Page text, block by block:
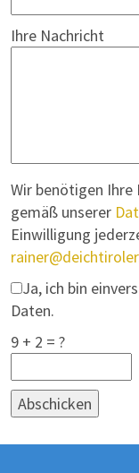
Ihre Nachricht
Wir benötigen Ihre
gemäß unserer
Einwilligung
Ja, ich bin
Daten.
9 + 2 = ?